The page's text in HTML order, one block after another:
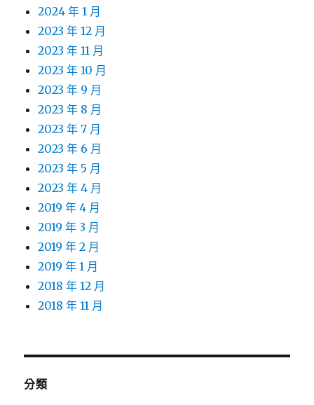
2024 年 1 月
2023 年 12 月
2023 年 11 月
2023 年 10 月
2023 年 9 月
2023 年 8 月
2023 年 7 月
2023 年 6 月
2023 年 5 月
2023 年 4 月
2019 年 4 月
2019 年 3 月
2019 年 2 月
2019 年 1 月
2018 年 12 月
2018 年 11 月
分類